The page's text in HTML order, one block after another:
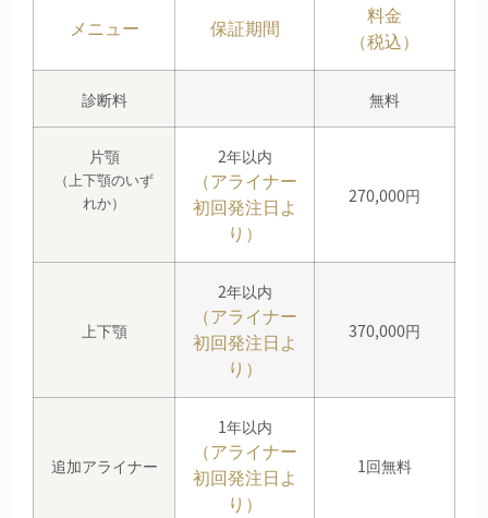
メニュー 保証期間
料金
（税込）
診断料 無料
片顎
（上下顎のいず
れか）
2年以内
（アライナー
初回発注日よ
り）
270,000円
上下顎
2年以内
（アライナー
初回発注日よ
り）
370,000円
追加アライナー
1年以内
（アライナー
初回発注日よ
り）
1回無料